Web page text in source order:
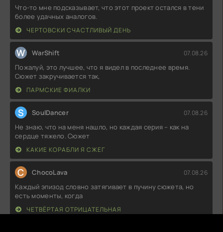
Что-то мне подсказывает, что этот проект остался в тени
более удачных аналогов.
ЧЕРТОВСКИ СЧАСТЛИВЫЙ ДЕНЬ
W WarShift 07.08.26
Пожалуй, это лучшее, что я видел в последнее время.
Сюжет закручивается так,
ПАРМСКИЕ ФИАЛКИ
S SoulDancer 07.08.26
Не знаю, что на меня нашло, но каждая серия – как на
сердце тяжело. Сюжет
КАКИЕ КОРАБЛИ Я СЖЕГ
C ChocoLava 07.08.26
Каждый эпизод словно затягивает в пучину сюжета, но
есть моменты, когда
ЧЕТВЁРТАЯ ОТРИЦАТЕЛЬНАЯ